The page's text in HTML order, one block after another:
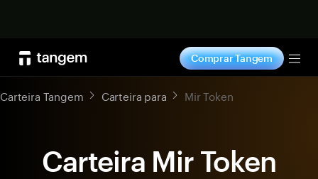
Comprar Tangem
Carteira Tangem Carteira para Mir Token
Carteira Mir Token